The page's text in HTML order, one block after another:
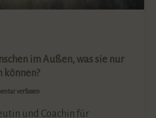
im Außen, was sie nur
können?
verfassen
und Coachin für